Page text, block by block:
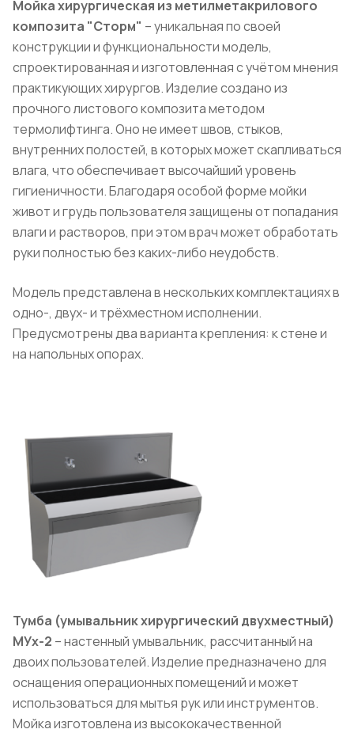
Мойка хирургическая из метилметакрилового
композита "Сторм" – уникальная по своей
конструкции и функциональности модель,
спроектированная и изготовленная с учётом мнения
практикующих хирургов. Изделие создано из
прочного листового композита методом
термолифтинга. Оно не имеет швов, стыков,
внутренних полостей, в которых может скапливаться
влага, что обеспечивает высочайший уровень
гигиеничности. Благодаря особой форме мойки
живот и грудь пользователя защищены от попадания
влаги и растворов, при этом врач может обработать
руки полностью без каких-либо неудобств.
Модель представлена в нескольких комплектациях в
одно-, двух- и трёхместном исполнении.
Предусмотрены два варианта крепления: к стене и
на напольных опорах.
Тумба (умывальник хирургический двухместный)
МУх-2 – настенный умывальник, рассчитанный на
двоих пользователей. Изделие предназначено для
оснащения операционных помещений и может
использоваться для мытья рук или инструментов.
Мойка изготовлена из высококачественной